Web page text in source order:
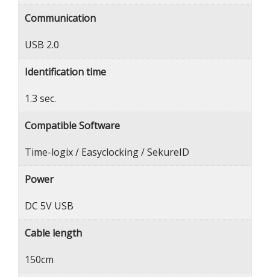
Communication
USB 2.0
Identification time
1.3 sec.
Compatible Software
Time-logix / Easyclocking / SekureID
Power
DC 5V USB
Cable length
150cm